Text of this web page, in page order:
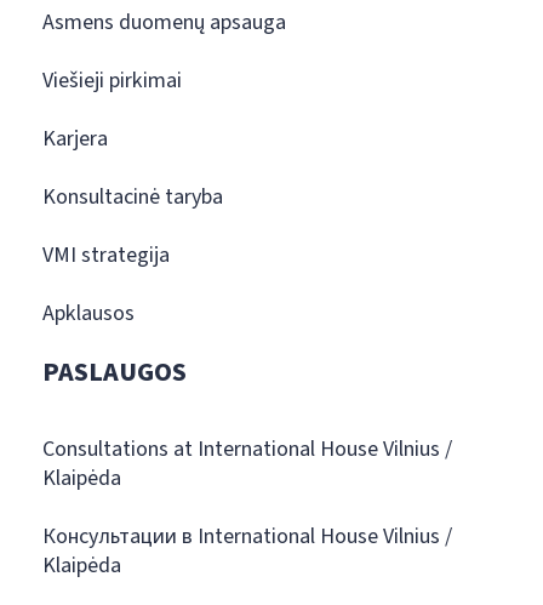
Asmens duomenų apsauga
Viešieji pirkimai
Karjera
Konsultacinė taryba
VMI strategija
Apklausos
PASLAUGOS
Consultations at International House Vilnius /
Klaipėda
Консультации в International House Vilnius /
Klaipėda